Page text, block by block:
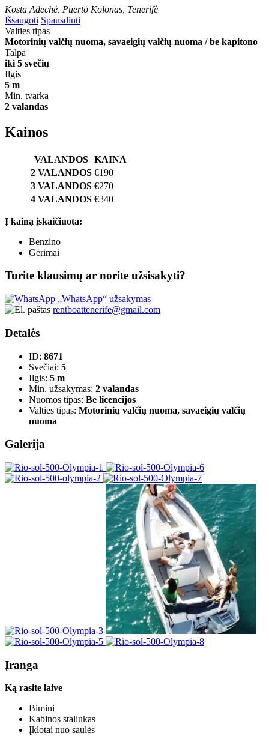
Kosta Adechė, Puerto Kolonas, Tenerifė
Išsaugoti Spausdinti
Valties tipas
Motorinių valčių nuoma, savaeigių valčių nuoma / be kapitono
Talpa
iki 5 svečių
Ilgis
5 m
Min. tvarka
2 valandas
Kainos
VALANDOS KAINA
2 VALANDOS €190
3 VALANDOS €270
4 VALANDOS €340
Į kainą įskaičiuota:
Benzino
Gėrimai
Turite klausimų ar norite užsisakyti?
„WhatsApp“ užsakymas
rentboattenerife@gmail.com
Detalės
ID: 8671
Svečiai: 5
Ilgis: 5 m
Min. užsakymas: 2 valandas
Nuomos tipas: Be licencijos
Valties tipas: Motorinių valčių nuoma, savaeigių valčių
nuoma
Galerija
Įranga
Ką rasite laive
Bimini
Kabinos staliukas
Įklotai nuo saulės